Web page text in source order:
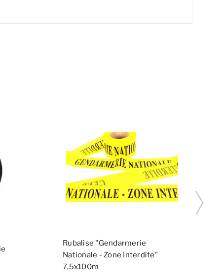
Rubalise "Gendarmerie
Nationale - Zone Interdite"
7,5x100m